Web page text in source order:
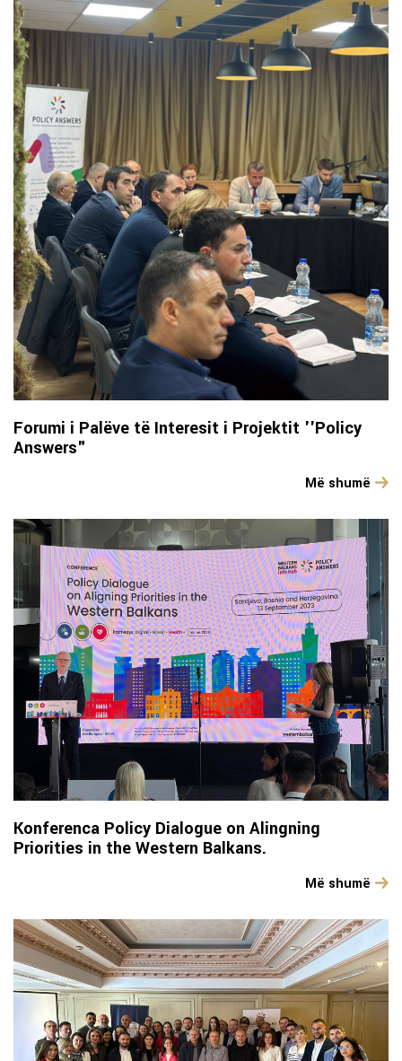
Forumi i Palëve të Interesit i Projektit ''Policy
Answers"
Më shumë
Konferenca Policy Dialogue on Alingning
Priorities in the Western Balkans.
Më shumë